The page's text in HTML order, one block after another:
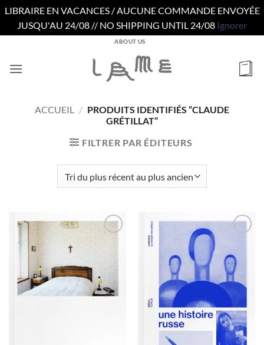
LIBRAIRE EN VACANCES / AUCUNE COMMANDE ENVOYÉE
JUSQU'AU 24/08 // NO SHIPPING UNTIL 24/08 Ignorer
contenu
ABOUT US
ACCUEIL / PRODUITS IDENTIFIÉS “CLAUDE
GRÉTILLAT”
FILTRER PAR ÉDITEURS
wishlist